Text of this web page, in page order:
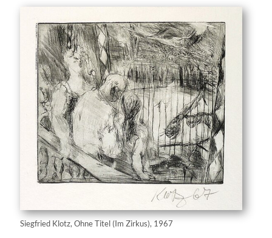
Siegfried Klotz, Ohne Titel (Im Zirkus), 1967